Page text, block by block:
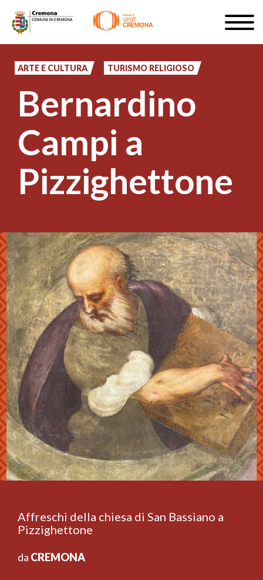
Salta
contenuto
principale
ISCRIVITI
IT
#turismocremona
ARTE E CULTURA TURISMO RELIGIOSO
Bernardino
Campi a
Pizzighettone
Affreschi della chiesa di San Bassiano a
Pizzighettone
da CREMONA